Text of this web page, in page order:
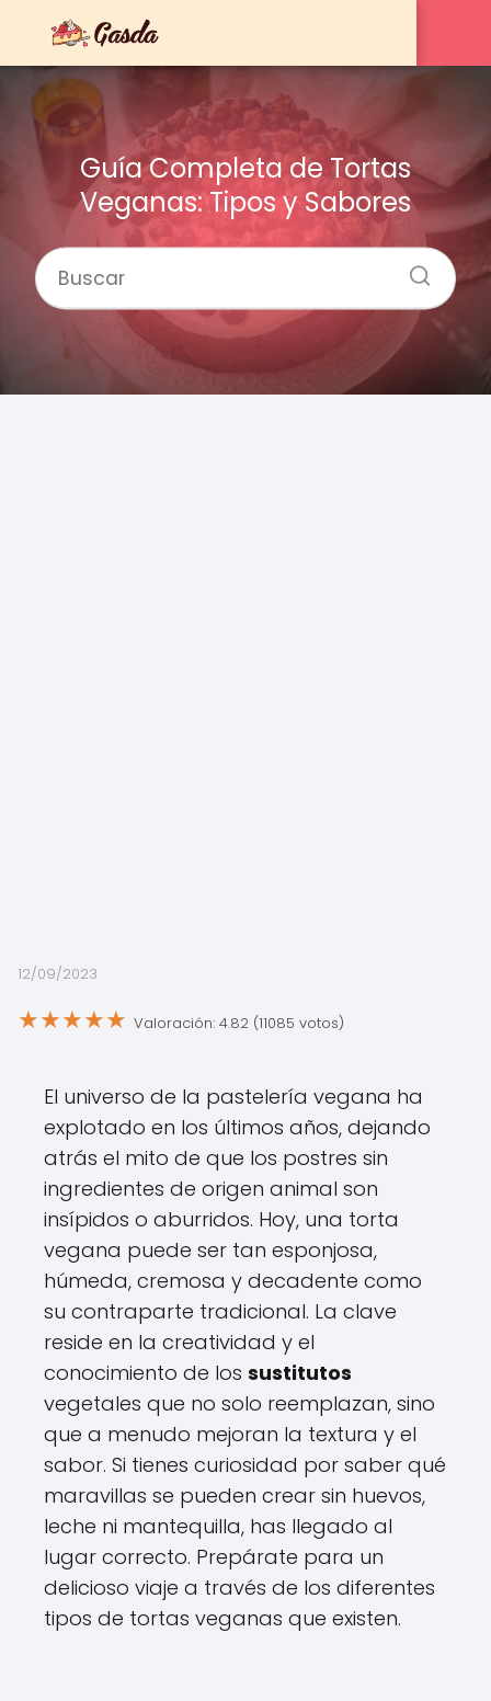
Guía Completa de Tortas
Veganas: Tipos y Sabores
12/09/2023
★★★★★ Valoración: 4.82 (11085 votos)
El universo de la pastelería vegana ha
explotado en los últimos años, dejando
atrás el mito de que los postres sin
ingredientes de origen animal son
insípidos o aburridos. Hoy, una torta
vegana puede ser tan esponjosa,
húmeda, cremosa y decadente como
su contraparte tradicional. La clave
reside en la creatividad y el
conocimiento de los sustitutos
vegetales que no solo reemplazan, sino
que a menudo mejoran la textura y el
sabor. Si tienes curiosidad por saber qué
maravillas se pueden crear sin huevos,
leche ni mantequilla, has llegado al
lugar correcto. Prepárate para un
delicioso viaje a través de los diferentes
tipos de tortas veganas que existen.